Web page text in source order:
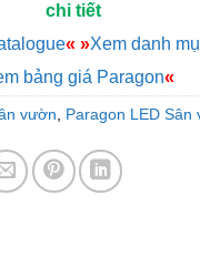
chi tiết
« »Xem danh
bảng giá Paragon«
vườn, Paragon LED Sân